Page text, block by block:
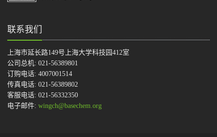
联系我们
上海市延长路149号上海大学科技园412室
公司总机: 021-56389801
订购电话: 4007001514
传真电话: 021-56389802
客服电话: 021-56332350
电子邮件: wingch@basechem.org